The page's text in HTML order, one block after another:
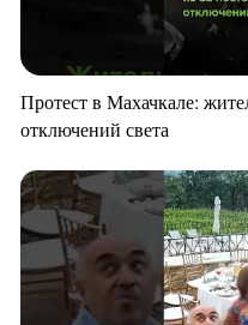
Протест в Махачкале:
отключений света